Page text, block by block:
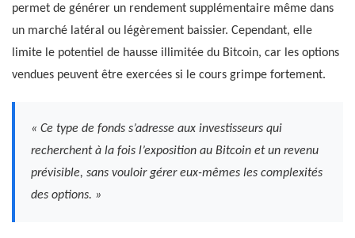
permet de générer un rendement supplémentaire même dans
un marché latéral ou légèrement baissier. Cependant, elle
limite le potentiel de hausse illimitée du Bitcoin, car les options
vendues peuvent être exercées si le cours grimpe fortement.
« Ce type de fonds s’adresse aux investisseurs qui
recherchent à la fois l’exposition au Bitcoin et un revenu
prévisible, sans vouloir gérer eux-mêmes les complexités
des options. »